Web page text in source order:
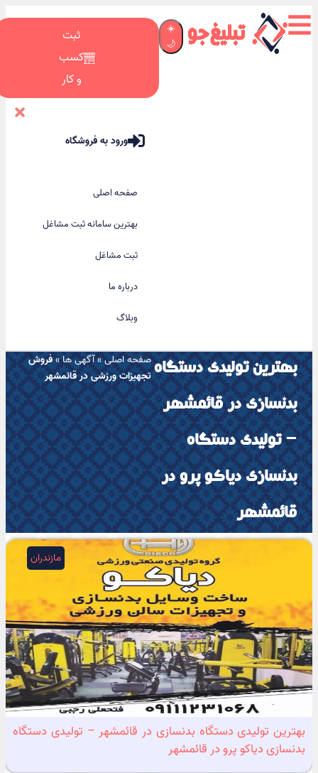
☀️
🌙
ثبت
کسب
و کار
ورود به فروشگاه
صفحه اصلی
بهترین سامانه ثبت مشاغل
ثبت مشاغل
درباره ما
وبلاگ
بهترین تولیدی دستگاه
بدنسازی در قائمشهر
– تولیدی دستگاه
بدنسازی دیاکو پرو در
قائمشهر
صفحه اصلی»آگهی ها»فروش
تجهیزات ورزشی در قائمشهر
مازندران
بهترین تولیدی دستگاه بدنسازی در قائمشهر – تولیدی دستگاه
بدنسازی دیاکو پرو در قائمشهر